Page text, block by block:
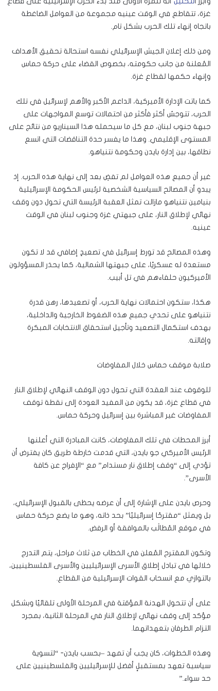
غزة، تتقاطع في الوقت عينيه مجموعة من العوامل الضاغطة
باتجاه إنهاء تلك الحرب بشكل تام.
ومن ذلك إعلان الجيش الإسرائيلي نفسه استحالة تحقيق الأهداف
المُعلنة من جانب حكومته، بخصوص القضاء على حركة حماس
وإنهاء حكمها لقطاع غزة.
كما باتت الإدارة الأميركية، الداعم الأكبر والأهم لإسرائيل في تلك
الحرب، تتوجسُ أكثر فأكثر من احتمالات توسع المواجهات على
جبهة جنوب لبنان، مع كل ما سيحمله هذا السيناريو من نتائج على
المستوى الإقليمي. وهذا ما يفسر حدة التناقضات التي اتسع
نطاقها، بين إدارة بايدن وحكومة نتنياهو.
غير أن جميع هذه العوامل لم تفضِ بعد إلى نهاية هذه الحرب. إذ
يبدو أن المصالح السياسية الشخصية لرئيس الحكومة الإسرائيلية
بنيامين نتنياهو مازالت تمثل العقبة الرئيسة التي تحول دون وقف
نهائي لإطلاق النار، على جبهتي غزة وجنوب لبنان في الوقت
عينيه.
وهذه المصالح قد تورط إسرائيل في تصعيدٍ إضافي قد لا تكون
مستعدة له عسكريًا، على جبهتها الشمالية، كما يحذر المسؤولون
الأميركيون حلفاءهم في تل أبيب.
هكذا، ستكون احتمالات نهاية الحرب، أو تصعيدها، رهن قدرة
نتنياهو على تحدي جميع هذه الضغوط الخارجية والداخلية،
بهدف استكمال التصعيد وتأجيل استحقاق الانتخابات المبكرة
وإقالته.
صلابة موقف حماس خلال المفاوضات
للوقوف عند العقدة التي تحول دون الوقف النهائي لإطلاق النار
في قطاع غزة، قد يكون من المفيد العودة إلى نقطة توقف
المفاوضات غير المباشرة بين إسرائيل وحركة حماس.
أبرز المحطات في تلك المفاوضات، كانت المبادرة التي أعلنها
الرئيس الأميركي جو بايدن، التي قدمت خارطة طريق كان يفترض أن
تؤدي إلى “وقف إطلاق نار مستدام” مع “الإفراج عن كافة
الأسرى”.
وحرص بايدن على الإشارة إلى أن عرضه يحظى بالقبول الإسرائيلي،
بل ويمثل “مقترحًا إسرائيليًا” بحد ذاته، وهو ما يضع حركة حماس
في موقع المُطالَب بالموافقة أو الرفض.
وتكون المقترح المُعلن في الخطاب من ثلاث مراحل، يتم التدرج
خلالها في تبادل إطلاق الأسرى الإسرائيليين والأسرى الفلسطينيين،
بالتوازي مع انسحاب القوات الإسرائيلية من القطاع.
على أن تتحول الهدنة المؤقتة في المرحلة الأولى تلقائيًا وبشكل
مؤكد إلى وقف نهائي لإطلاق النار في المرحلة الثانية، بمجرد
التزام الطرفان بتعهداتهما.
وهذه الخطوات، كان يجب أن تمهد –بحسب بايدن- “لتسوية
سياسية تعهد بمستقبلٍ أفضل للإسرائيليين والفلسطينيين على
حد سواء.”